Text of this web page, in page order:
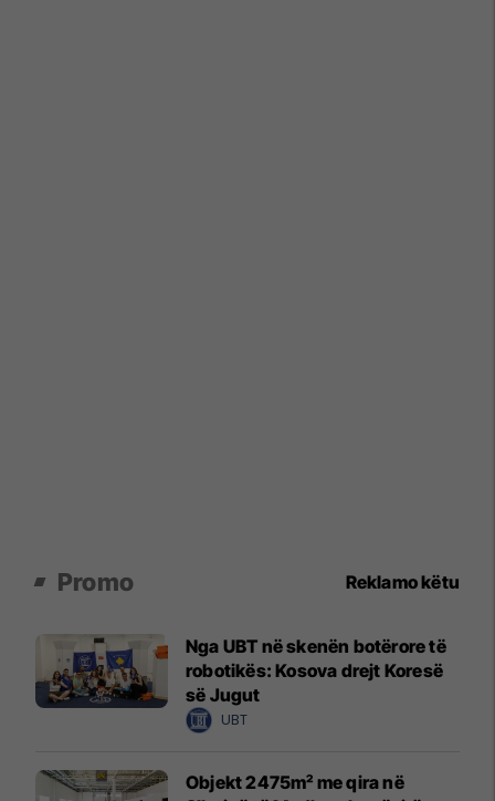
Promo Reklamo këtu
Nga UBT në skenën botërore të
robotikës: Kosova drejt Koresë
së Jugut
UBT
Objekt 2475m² me qira në